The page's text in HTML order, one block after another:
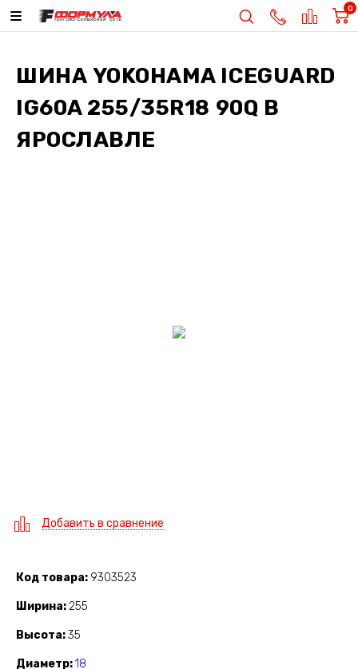
0
ШИНА YOKOHAMA ICEGUARD
IG60A 255/35R18 90Q В
ЯРОСЛАВЛЕ
Добавить в сравнение
Код товара 9303523
Ширина 255
Высота 35
Диаметр 18